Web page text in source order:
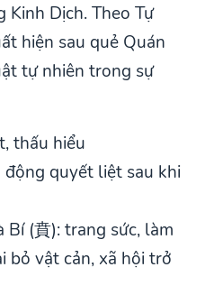
Kinh Dịch. Theo Tự
hiện sau quẻ Quán
tự nhiên trong sự
thấu hiểu
động quyết liệt sau khi
Bí (賁): trang sức, làm
bỏ vật cản, xã hội trở